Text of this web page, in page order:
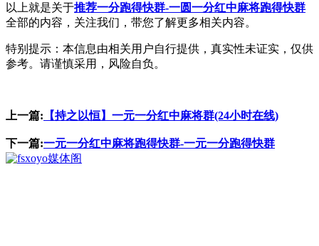
以上就是关于推荐一分跑得快群-一圆一分红中麻将跑得快群
全部的内容，关注我们，带您了解更多相关内容。
特别提示：本信息由相关用户自行提供，真实性未证实，仅供
参考。请谨慎采用，风险自负。
上一篇: 【持之以恒】一元一分红中麻将群(24小时在线)
下一篇:一元一分红中麻将跑得快群-一元一分跑得快群
媒体阁